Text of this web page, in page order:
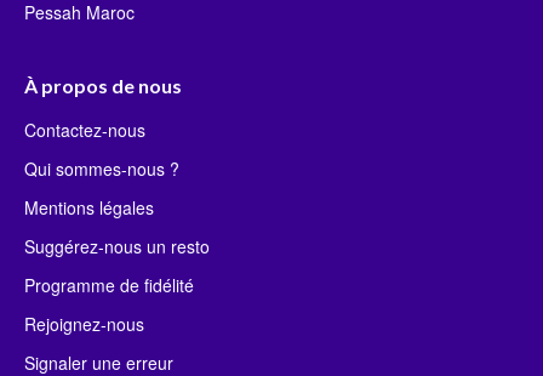
Pessah Maroc
À propos de nous
Contactez-nous
Qui sommes-nous ?
Mentions légales
Suggérez-nous un resto
Programme de fidélité
Rejoignez-nous
Signaler une erreur